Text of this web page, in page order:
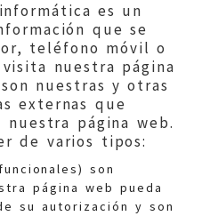
es un
que se
teléfono móvil o
nuestra página
nuestras y otras
externas que
página web.
de varios tipos:
son
página web pueda
su autorización y son